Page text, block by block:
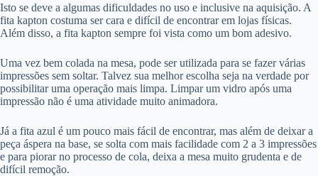
Isto se deve a algumas dificuldades no uso e inclusive na aquisição. A
fita kapton costuma ser cara e difícil de encontrar em lojas físicas.
Além disso, a fita kapton sempre foi vista como um bom adesivo.
Uma vez bem colada na mesa, pode ser utilizada para se fazer várias
impressões sem soltar. Talvez sua melhor escolha seja na verdade por
possibilitar uma operação mais limpa. Limpar um vidro após uma
impressão não é uma atividade muito animadora.
Já a fita azul é um pouco mais fácil de encontrar, mas além de deixar a
peça áspera na base, se solta com mais facilidade com 2 a 3 impressões
e para piorar no processo de cola, deixa a mesa muito grudenta e de
difícil remoção.